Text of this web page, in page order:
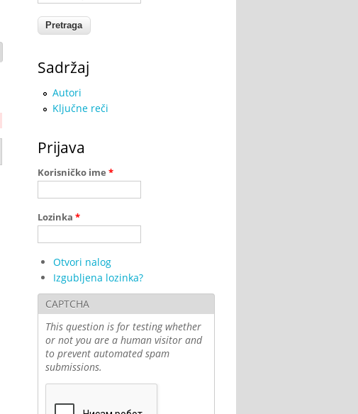
Sadržaj
Autori
Ključne reči
Prijava
Korisničko ime *
Lozinka *
Otvori nalog
Izgubljena lozinka?
CAPTCHA
This question is for testing whether
or not you are a human visitor and
to prevent automated spam
submissions.